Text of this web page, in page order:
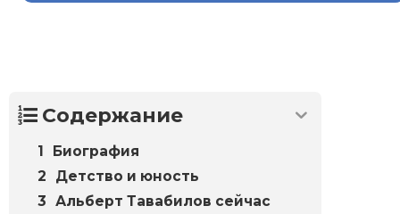
Содержание
Биография
Детство и юность
Альберт Тавабилов сейчас